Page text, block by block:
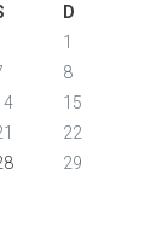
D
1
8
15
22
29